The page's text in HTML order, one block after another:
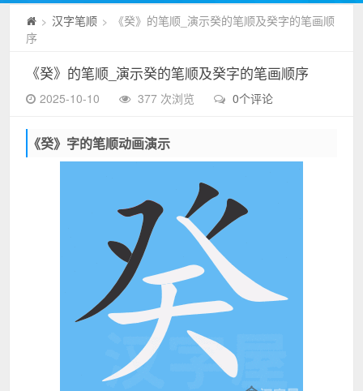
> 汉字笔顺 >
《癸》的笔顺_演示癸的笔顺及癸字的笔画顺
序
《癸》的笔顺_演示癸的笔顺及癸字的笔画顺序
2025-10-10 377 次浏览 0个评论
《癸》字的笔顺动画演示